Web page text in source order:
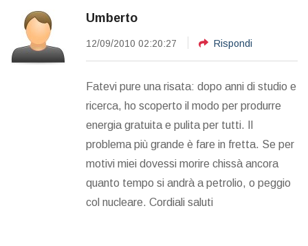
Umberto
12/09/2010 02:20:27 Rispondi
Fatevi pure una risata: dopo anni di studio e
ricerca, ho scoperto il modo per produrre
energia gratuita e pulita per tutti. Il
problema più grande è fare in fretta. Se per
motivi miei dovessi morire chissà ancora
quanto tempo si andrà a petrolio, o peggio
col nucleare. Cordiali saluti